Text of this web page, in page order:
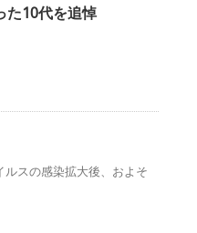
た10代を追悼
スの感染拡大後、およそ